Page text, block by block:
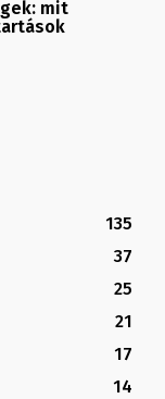
mit
135
37
25
21
17
14